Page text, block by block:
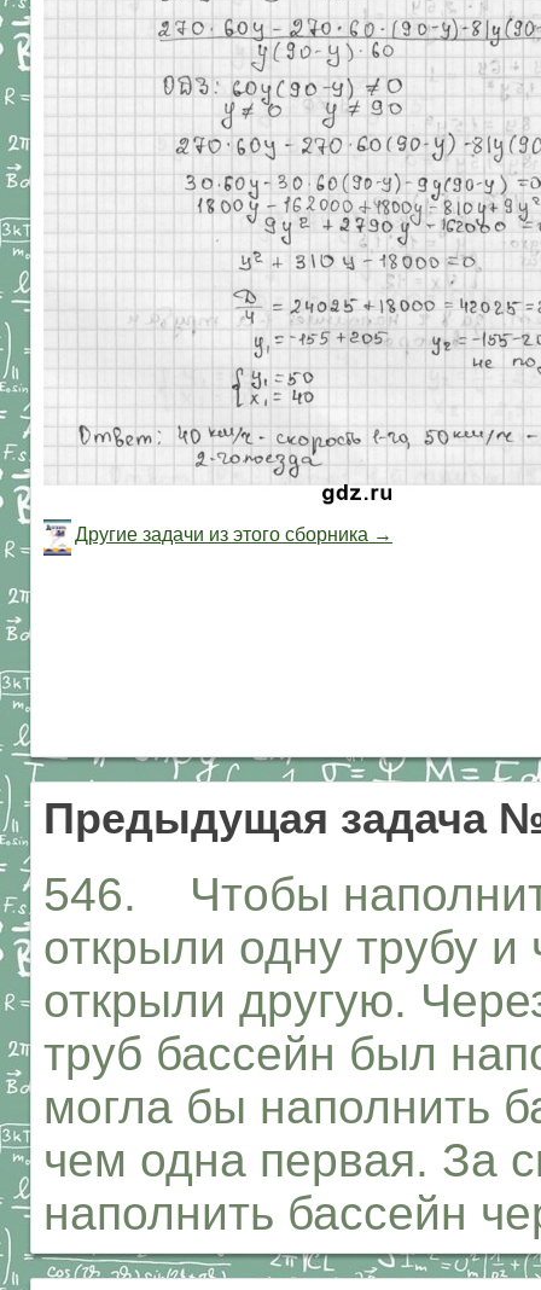
Другие задачи из этого сборника →
Предыдущая задача
546. Чтобы
открыли одну трубу
открыли другую.
труб бассейн был
могла бы наполнить
чем одна первая. За
наполнить бассейн